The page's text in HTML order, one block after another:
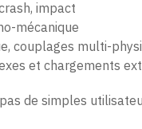
impact
mécanique
couplages multi-
et chargements
de simples